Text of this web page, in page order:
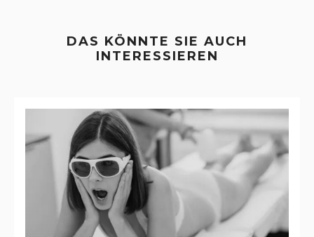
DAS KÖNNTE SIE AUCH
INTERESSIEREN